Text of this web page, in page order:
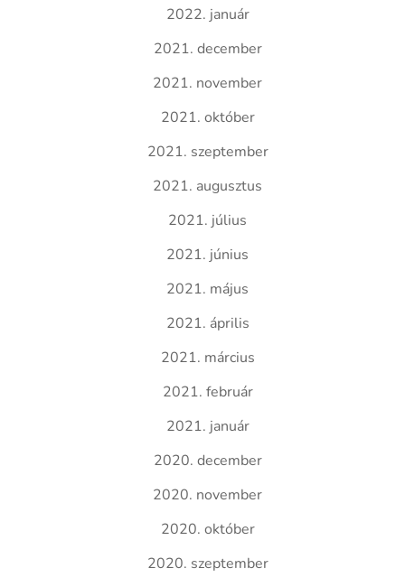
2022. január
2021. december
2021. november
2021. október
2021. szeptember
2021. augusztus
2021. július
2021. június
2021. május
2021. április
2021. március
2021. február
2021. január
2020. december
2020. november
2020. október
2020. szeptember